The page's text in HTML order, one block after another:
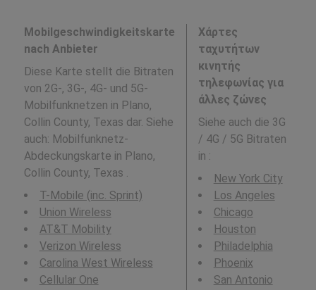
Mobilgeschwindigkeitskarte
nach Anbieter
Diese Karte stellt die Bitraten
von 2G-, 3G-, 4G- und 5G-
Mobilfunknetzen in Plano,
Collin County, Texas dar. Siehe
auch: Mobilfunknetz-
Abdeckungskarte in Plano,
Collin County, Texas .
T-Mobile (inc. Sprint)
Union Wireless
AT&T Mobility
Verizon Wireless
Carolina West Wireless
Cellular One
Χάρτες
ταχυτήτων
κινητής
τηλεφωνίας για
άλλες ζώνες
Siehe auch die 3G
/ 4G / 5G Bitraten
in :
New York City
Los Angeles
Chicago
Houston
Philadelphia
Phoenix
San Antonio